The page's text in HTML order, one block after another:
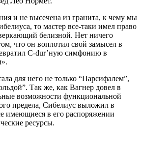
и не высечена из гранита, к чему мы
то мастер все-таки имел право
белизной. Нет ничего
что он воплотил свой замысел в
C-dur’ную симфонию в
для него не только “Парсифалем”,
Так же, как Вагнер довел в
возможности функциональной
предела, Сибелиус выложил в
имеющиеся в его распоряжении
ресурсы.